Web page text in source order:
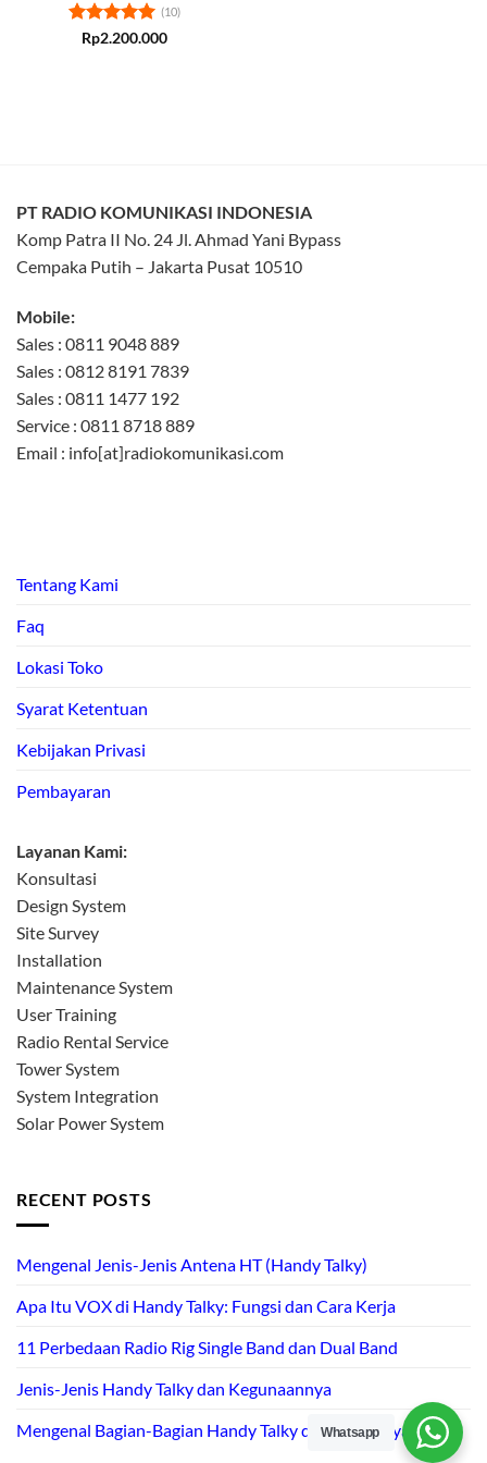
Rated5
(10)
Rp2.200.000
PT RADIO KOMUNIKASI INDONESIA
Komp Patra II No. 24 Jl. Ahmad Yani Bypass
Cempaka Putih – Jakarta Pusat 10510
Mobile:
Sales : 0811 9048 889
Sales : 0812 8191 7839
Sales : 0811 1477 192
Service : 0811 8718 889
Email : info[at]radiokomunikasi.com
Tentang Kami
Faq
Lokasi Toko
Syarat Ketentuan
Kebijakan Privasi
Pembayaran
Layanan Kami:
Konsultasi
Design System
Site Survey
Installation
Maintenance System
User Training
Radio Rental Service
Tower System
System Integration
Solar Power System
RECENT POSTS
Mengenal Jenis-Jenis Antena HT (Handy Talky)
Apa Itu VOX di Handy Talky: Fungsi dan Cara Kerja
11 Perbedaan Radio Rig Single Band dan Dual Band
Jenis-Jenis Handy Talky dan Kegunaannya
Mengenal Bagian-Bagian Handy Talky dan Fungsinya
Whatsapp